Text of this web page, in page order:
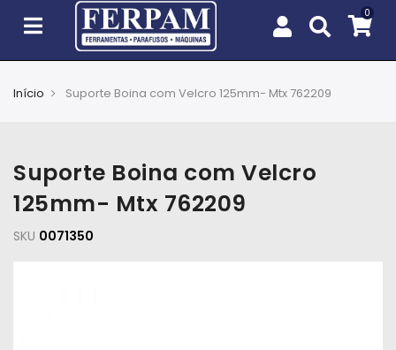
e
Jardim
EPIs
Início Suporte Boina com Velcro 125mm- Mtx 762209
Suporte Boina com Velcro
125mm- Mtx 762209
SKU 0071350